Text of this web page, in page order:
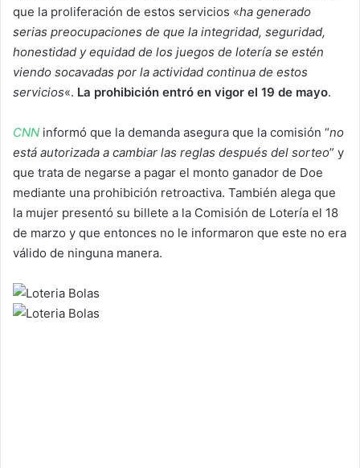
que la proliferación de estos servicios «ha generado
serias preocupaciones de que la integridad, seguridad,
honestidad y equidad de los juegos de lotería se estén
viendo socavadas por la actividad continua de estos
servicios«. La prohibición entró en vigor el 19 de mayo.
CNN informó que la demanda asegura que la comisión “no
está autorizada a cambiar las reglas después del sorteo” y
que trata de negarse a pagar el monto ganador de Doe
mediante una prohibición retroactiva. También alega que
la mujer presentó su billete a la Comisión de Lotería el 18
de marzo y que entonces no le informaron que este no era
válido de ninguna manera.